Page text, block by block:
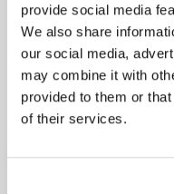
provide social media
We also share
our social media,
may combine it with
provided to them or
of their services.
2,000
2,500